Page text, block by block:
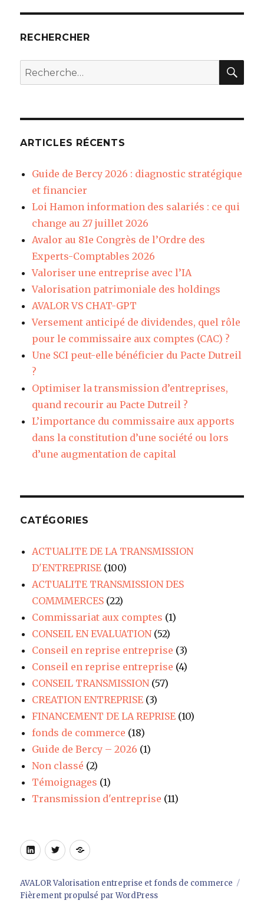
RECHERCHER
Recherche
pour
ARTICLES RÉCENTS
Guide de Bercy 2026 : diagnostic stratégique
et financier
Loi Hamon information des salariés : ce qui
change au 27 juillet 2026
Avalor au 81e Congrès de l’Ordre des
Experts-Comptables 2026
Valoriser une entreprise avec l’IA
Valorisation patrimoniale des holdings
AVALOR VS CHAT-GPT
Versement anticipé de dividendes, quel rôle
pour le commissaire aux comptes (CAC) ?
Une SCI peut-elle bénéficier du Pacte Dutreil
?
Optimiser la transmission d’entreprises,
quand recourir au Pacte Dutreil ?
L’importance du commissaire aux apports
dans la constitution d’une société ou lors
d’une augmentation de capital
CATÉGORIES
ACTUALITE DE LA TRANSMISSION
D'ENTREPRISE (100)
ACTUALITE TRANSMISSION DES
COMMMERCES (22)
Commissariat aux comptes (1)
CONSEIL EN EVALUATION(52)
Conseil en reprise entreprise (3)
Conseil en reprise entreprise (4)
CONSEIL TRANSMISSION(57)
CREATION ENTREPRISE (3)
FINANCEMENT DE LA REPRISE (10)
fonds de commerce (18)
Guide de Bercy – 2026 (1)
Non classé (2)
Témoignages (1)
Transmission d'entreprise (11)
LinkedIn
TwitterSite
AVALOR Valorisation entreprise et fonds de commerce
Fièrement propulsé par WordPress